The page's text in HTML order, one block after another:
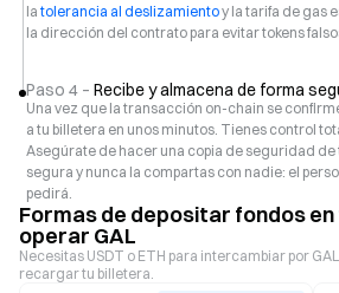
la tolerancia al deslizamientoy la tarifa de gas
la dirección del contrato para evitar tokens
Paso 4 – Recibe y almacena de forma
Una vez que la transacción on-chain se
a tu billetera en unos minutos. Tienes control
Asegúrate de hacer una copia de seguridad de
segura y nunca la compartas con nadie: el
pedirá.
Formas de depositar fondos
operar GAL
Necesitas USDT o ETH para intercambiar por
recargar tu billetera.